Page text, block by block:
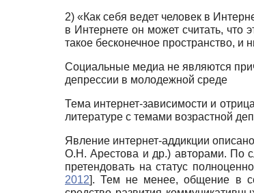
2) «Как себя ведет человек в
в Интернете он может считать, что
такое бесконечное пространство, и
Социальные медиа не являются
депрессии в молодежной среде
Тема интернет-зависимости и
литературе с темами возрастной
Явление интернет-аддикции
О.Н. Арестова и др.) авторами. По
претендовать на статус
2012]. Тем не менее, общение в